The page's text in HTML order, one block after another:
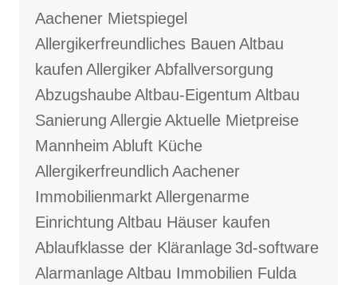
Aachener Mietspiegel
Allergikerfreundliches Bauen Altbau
kaufen AllergikerAbfallversorgung
AbzugshaubeAltbau-Eigentum Altbau
Sanierung AllergieAktuelle Mietpreise
Mannheim Abluft Küche
Allergikerfreundlich Aachener
ImmobilienmarktAllergenarme
Einrichtung Altbau Häuser kaufen
Ablaufklasse der Kläranlage 3d-software
AlarmanlageAltbau Immobilien Fulda